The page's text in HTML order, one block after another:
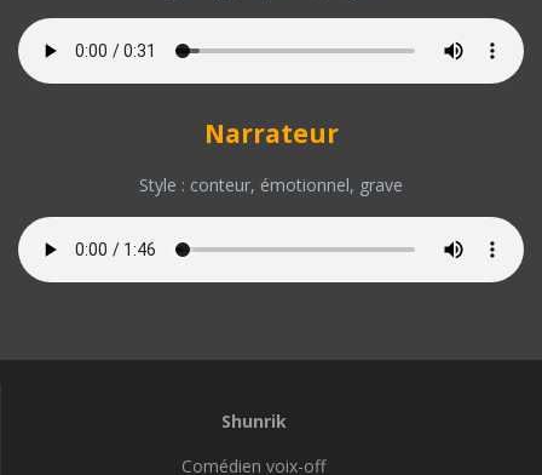
Narrateur
Style : conteur, émotionnel, grave
Shunrik
Comédien voix-off